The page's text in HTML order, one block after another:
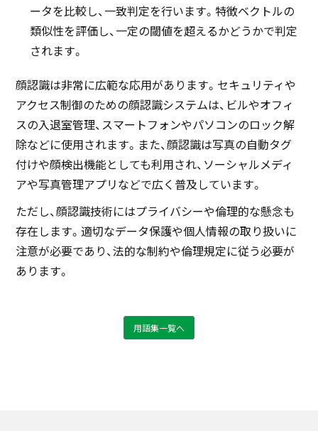
ータを比較し、一致判定を行います。特徴ベクトルの
類似性を評価し、一定の閾値を超えるかどうかで判定
されます。
顔認識は非常に広範な応用があります。セキュリティや
アクセス制御のための顔認識システムは、ビルやオフィ
スの入退室管理、スマートフォンやパソコンのロック解
除などに使用されます。また、顔認識は写真の自動タグ
付けや顔検出機能としても利用され、ソーシャルメディ
アや写真管理アプリなどで広く普及しています。
ただし、顔認識技術にはプライバシーや倫理的な懸念も
存在します。適切なデータ保護や個人情報の取り扱いに
注意が必要であり、法的な制約や倫理規定に従う必要が
あります。
用語集一覧へ